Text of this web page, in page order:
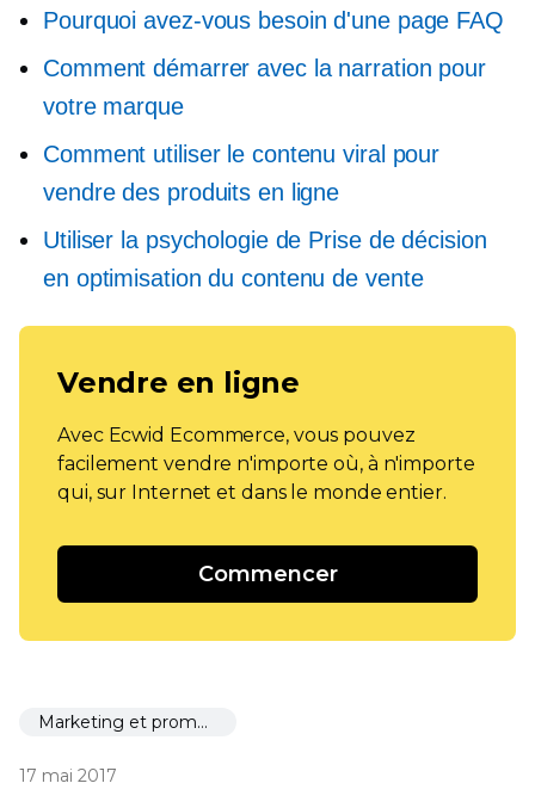
Pourquoi avez-vous besoin d'une page FAQ
Comment démarrer avec la narration pour
votre marque
Comment utiliser le contenu viral pour
vendre des produits en ligne
Utiliser la psychologie de Prise de décision
en optimisation du contenu de vente
Vendre en ligne
Avec Ecwid Ecommerce, vous pouvez
facilement vendre n'importe où, à n'importe
qui, sur Internet et dans le monde entier.
Commencer
Marketing et promotion
17 mai 2017